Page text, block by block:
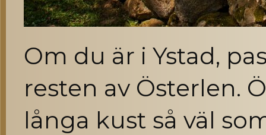
Om du är i Ystad,
resten av Österlen.
långa kust så väl